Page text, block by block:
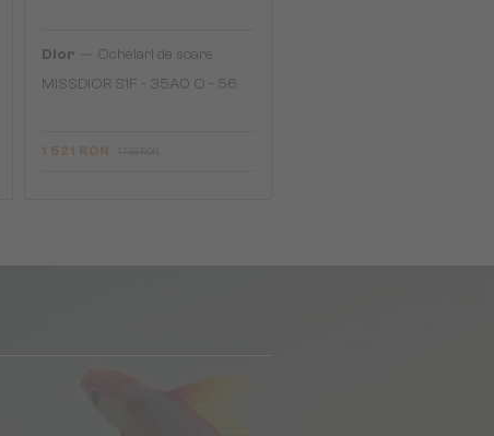
Dior
Ochelari de soare
MISSDIOR S1F - 35A0 O - 56
1 521 RON